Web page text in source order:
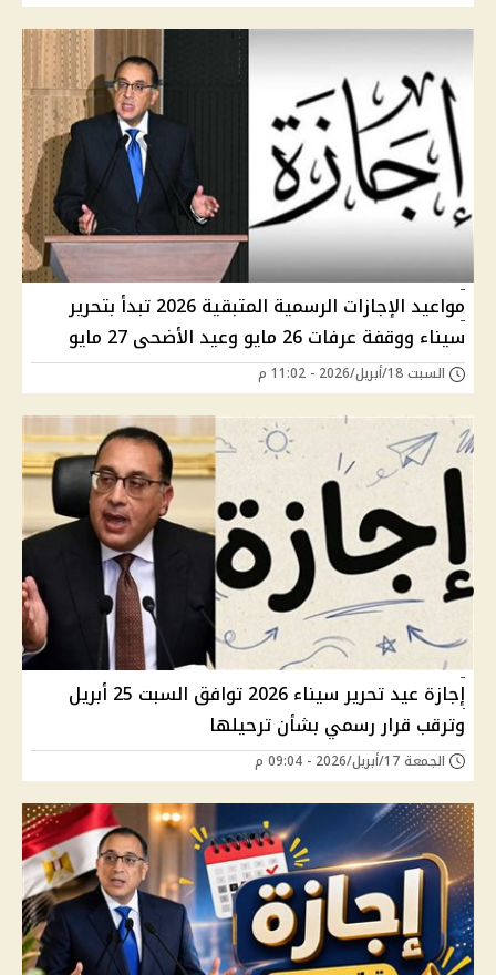
مواعيد الإجازات الرسمية المتبقية 2026 تبدأ بتحرير
سيناء ووقفة عرفات 26 مايو وعيد الأضحى 27 مايو
السبت 18/أبريل/2026 - 11:02 م
إجازة عيد تحرير سيناء 2026 توافق السبت 25 أبريل
وترقب قرار رسمي بشأن ترحيلها
الجمعة 17/أبريل/2026 - 09:04 م